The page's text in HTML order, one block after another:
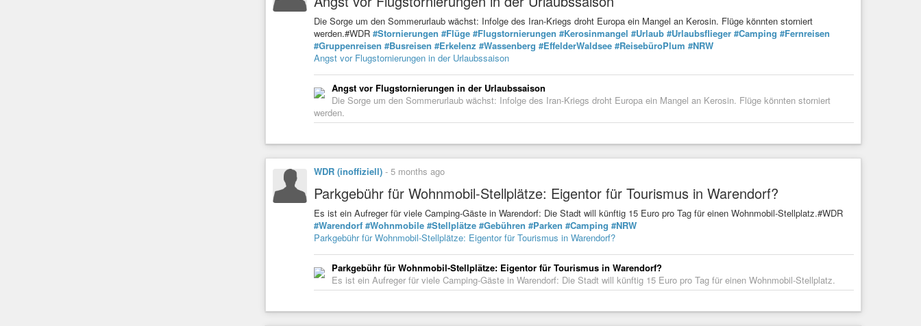
Die Sorge um den Sommerurlaub wächst: Infolge des Iran-Kriegs droht Europa ein Mangel an Kerosin. Flüge könnten storniert
werden.#WDR #Stornierungen #Flüge #Flugstornierungen #Kerosinmangel #Urlaub #Urlaubsflieger #Camping #Fernreisen
#Gruppenreisen #Busreisen #Erkelenz #Wassenberg #EffelderWaldsee #ReisebüroPlum #NRW
Angst vor Flugstornierungen in der Urlaubssaison
Angst vor Flugstornierungen in der Urlaubssaison
Die Sorge um den Sommerurlaub wächst: Infolge des Iran-Kriegs droht Europa ein Mangel an Kerosin. Flüge könnten storniert
werden.
WDR (inoffiziell) - 5 months ago
Parkgebühr für Wohnmobil-Stellplätze: Eigentor für Tourismus in Warendorf?
Es ist ein Aufreger für viele Camping-Gäste in Warendorf: Die Stadt will künftig 15 Euro pro Tag für einen Wohnmobil-Stellplatz.#WDR
#Warendorf #Wohnmobile #Stellplätze #Gebühren #Parken #Camping #NRW
Parkgebühr für Wohnmobil-Stellplätze: Eigentor für Tourismus in Warendorf?
Parkgebühr für Wohnmobil-Stellplätze: Eigentor für Tourismus in Warendorf?
Es ist ein Aufreger für viele Camping-Gäste in Warendorf: Die Stadt will künftig 15 Euro pro Tag für einen Wohnmobil-Stellplatz.